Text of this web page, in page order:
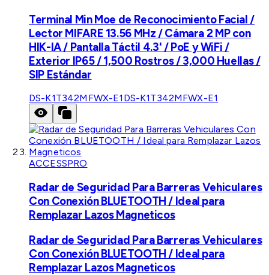
Terminal Min Moe de Reconocimiento Facial /
Lector MIFARE 13.56 MHz / Cámara 2 MP con
HIK-IA / Pantalla Táctil 4.3' / PoE y WiFi /
Exterior IP65 / 1,500 Rostros / 3,000 Huellas /
SIP Estándar
DS-K1T342MFWX-E1 DS-K1T342MFWX-E1
ACCESSPRO
Radar de Seguridad Para Barreras Vehiculares
Con Conexión BLUETOOTH / Ideal para
Remplazar Lazos Magneticos
Radar de Seguridad Para Barreras Vehiculares
Con Conexión BLUETOOTH / Ideal para
Remplazar Lazos Magneticos